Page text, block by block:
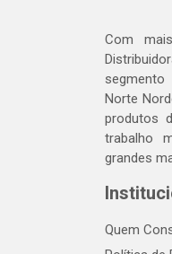
Com
Norte
produtos
trabalho
grandes
Quem